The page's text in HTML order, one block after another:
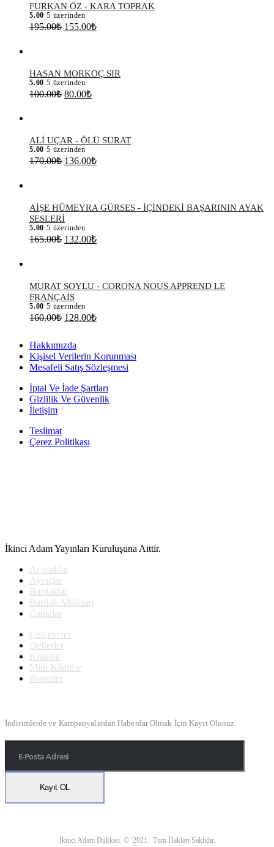
FURKAN ÖZ - KARA TOPRAK
5.00 5 üzerinden
195.00₺ Orijinal
155.00₺Şu
HASAN MORKOÇ SIR
5.00 5 üzerinden
100.00₺ Orijinal
80.00₺Şu
ALİ UÇAR - ÖLÜ SURAT
5.00 5 üzerinden
170.00₺ Orijinal
136.00₺Şu
AİŞE HÜMEYRA GÜRSES - İÇİNDEKİ BAŞARININ AYAK
SESLERİ
5.00 5 üzerinden
165.00₺ Orijinal
132.00₺Şu
MURAT SOYLU - CORONA NOUS APPREND LE
FRANÇAİS
5.00 5 üzerinden
160.00₺ Orijinal
128.00₺Şu
Hakkımızda
Kişisel Verilerin Korunması
Mesafeli Satış Sözleşmesi
İptal Ve İade Şartları
Gizlilik Ve Güvenlik
İletişim
Teslimat
Çerez Politikası
İkinci Adam Yayınları Kuruluşuna Aittir.
Açacaklar
Ayraçlar
Bardaklar
Bardak Altlıkları
Çantalar
Çerçeveler
Defterler
Kitaplar
Mini Kitaplar
Posterler
İndirimlerde ve Kampanyalardan Haberdar Olmak İçin Kayıt Olunuz.
İkinci Adam Dükkan. © 2021. Tüm Hakları Saklıdır.